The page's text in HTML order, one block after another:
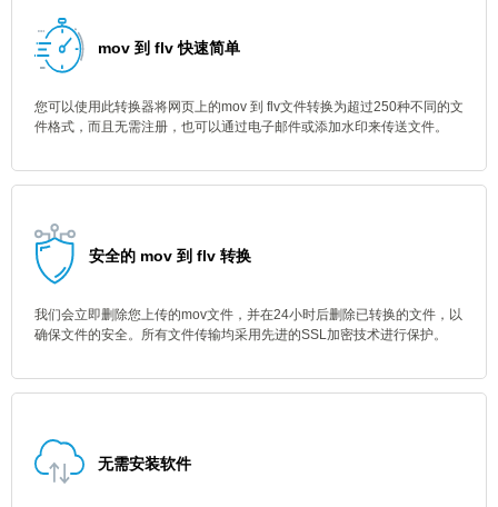
mov 到 flv 快速简单
您可以使用此转换器将网页上的mov 到 flv文件转换为超过250种不同的文
件格式，而且无需注册，也可以通过电子邮件或添加水印来传送文件。
安全的 mov 到 flv 转换
我们会立即删除您上传的mov文件，并在24小时后删除已转换的文件，以
确保文件的安全。所有文件传输均采用先进的SSL加密技术进行保护。
无需安装软件